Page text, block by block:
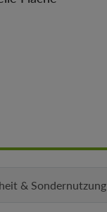
& Sondernutzung